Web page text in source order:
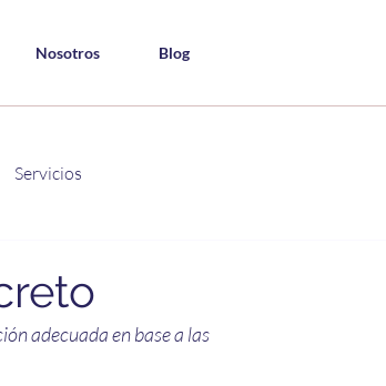
Nosotros Blog
Servicios
adecuada en base a las